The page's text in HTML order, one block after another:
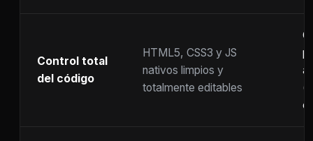
Control total
del código
HTML5, CSS3 y JS
nativos limpios y
totalmente editables